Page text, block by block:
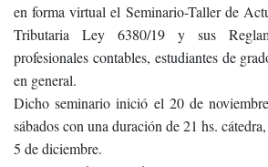
en forma virtual el Seminario-Taller de
Tributaria Ley 6380/19 y sus
profesionales contables, estudiantes de
en general.
Dicho seminario inició el 20 de
sábados con una duración de 21 hs.
5 de diciembre.